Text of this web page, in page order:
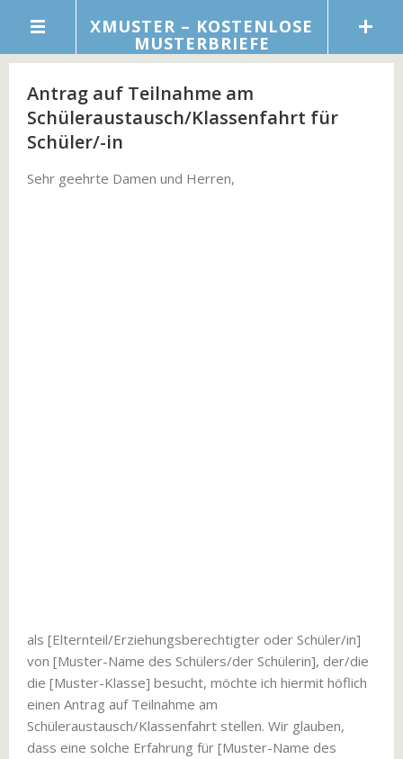
XMUSTER – KOSTENLOSE
MUSTERBRIEFE
Antrag auf Teilnahme am
Schüleraustausch/Klassenfahrt für
Schüler/-in
Sehr geehrte Damen und Herren,
als [Elternteil/Erziehungsberechtigter oder Schüler/in]
von [Muster-Name des Schülers/der Schülerin], der/die
die [Muster-Klasse] besucht, möchte ich hiermit höflich
einen Antrag auf Teilnahme am
Schüleraustausch/Klassenfahrt stellen. Wir glauben,
dass eine solche Erfahrung für [Muster-Name des